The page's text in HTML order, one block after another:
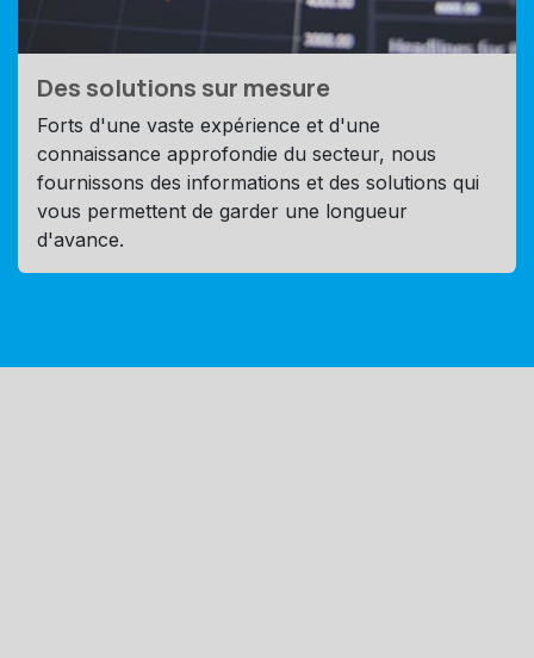
Des solutions sur mesure
Forts d'une vaste expérience et d'une
connaissance approfondie du secteur, nous
fournissons des informations et des solutions qui
vous permettent de garder une longueur
d'avance.